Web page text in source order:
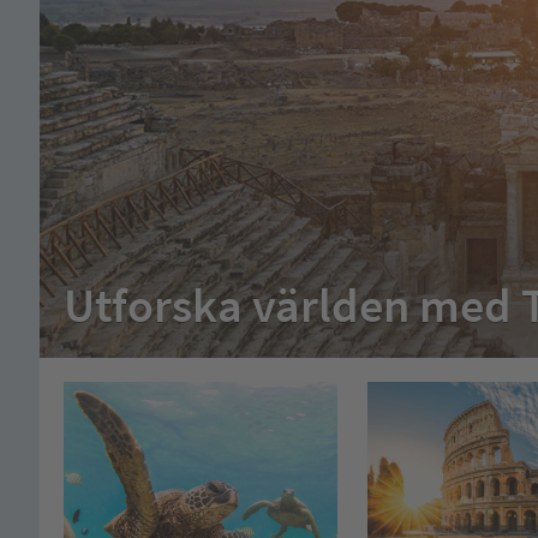
Utforska världen med